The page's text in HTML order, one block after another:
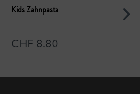
Kids Zahnpasta
CHF 8.80